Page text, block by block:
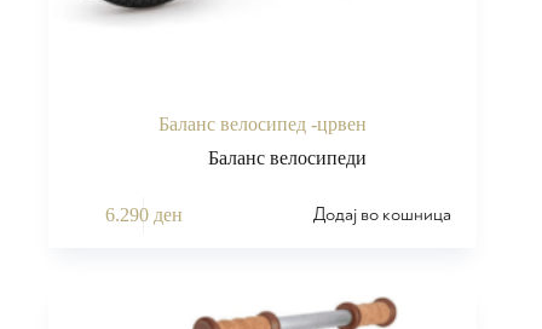
Баланс велосипед -црвен
Баланс велосипеди
6.290 ден Додај во кошница